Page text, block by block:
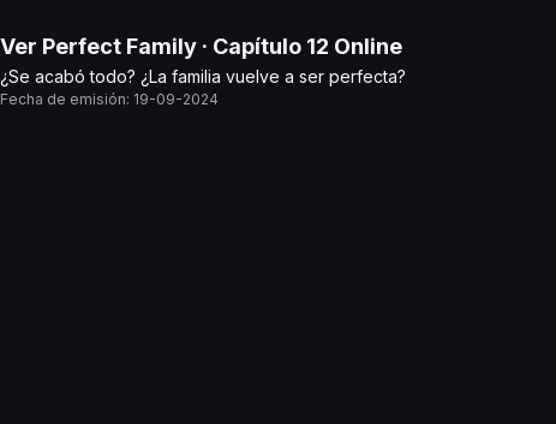
Ver Perfect Family · Capítulo 12 Online
¿Se acabó todo? ¿La familia vuelve a ser perfecta?
Fecha de emisión: 19-09-2024